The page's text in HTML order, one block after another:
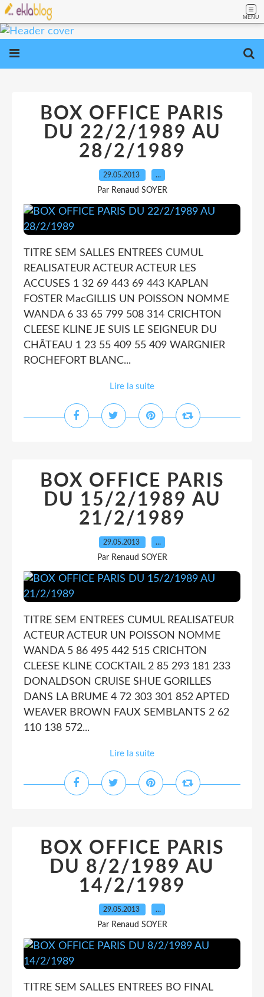
MENU
BOX OFFICE PARIS
DU 22/2/1989 AU
28/2/1989
29.05.2013 …
Par Renaud SOYER
TITRE SEM SALLES ENTREES CUMUL
REALISATEUR ACTEUR ACTEUR LES
ACCUSES 1 32 69 443 69 443 KAPLAN
FOSTER MacGILLIS UN POISSON NOMME
WANDA 6 33 65 799 508 314 CRICHTON
CLEESE KLINE JE SUIS LE SEIGNEUR DU
CHÂTEAU 1 23 55 409 55 409 WARGNIER
ROCHEFORT BLANC...
Lire la suite
BOX OFFICE PARIS
DU 15/2/1989 AU
21/2/1989
29.05.2013 …
Par Renaud SOYER
TITRE SEM ENTREES CUMUL REALISATEUR
ACTEUR ACTEUR UN POISSON NOMME
WANDA 5 86 495 442 515 CRICHTON
CLEESE KLINE COCKTAIL 2 85 293 181 233
DONALDSON CRUISE SHUE GORILLES
DANS LA BRUME 4 72 303 301 852 APTED
WEAVER BROWN FAUX SEMBLANTS 2 62
110 138 572...
Lire la suite
BOX OFFICE PARIS
DU 8/2/1989 AU
14/2/1989
29.05.2013 …
Par Renaud SOYER
TITRE SEM SALLES ENTREES BO FINAL